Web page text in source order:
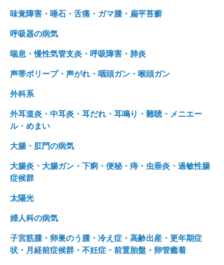
味覚障害・唾石・舌痛・ガマ腫・扁平苔癬
呼吸器の病気
喘息・慢性気管支炎・呼吸障害・肺炎
声帯ポリープ・声がれ・咽頭ガン・喉頭ガン
外科系
外耳道炎・中耳炎・耳だれ・耳鳴り・難聴・メニエー
ル・めまい
大腸・肛門の病気
大腸炎・大腸ガン・下痢・便秘・痔・虫垂炎・過敏性腸
症候群
太陽光
婦人科の病気
子宮筋腫・卵巣のう腫・冷え症・高齢出産・更年期症
状・月経前症候群・不妊症・前置胎盤・卵管癒着